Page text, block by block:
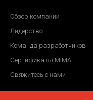
Обзор компании
Лидерство
Команда разработчиков
Сертификаты MiMA
Свяжитесь с нами